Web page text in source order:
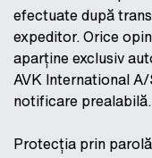
efectuate după
expeditor. Orice
aparține exclusiv
AVK International
notificare prealabilă.
Protecția prin parolă